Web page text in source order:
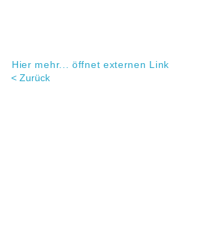
Hier mehr... öffnet externen Link
< Zurück